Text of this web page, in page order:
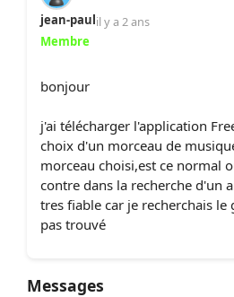
jean-paulil y a 2 ans
Membre
bonjour
j'ai télécharger l'application
choix d'un morceau de
morceau choisi,est ce normal
contre dans la recherche d'un
tres fiable car je recherchais
pas trouvé
Messages